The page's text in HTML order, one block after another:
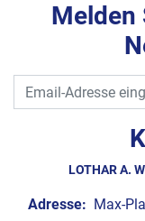
LOTHAR A.
Adresse: Max-
Melden